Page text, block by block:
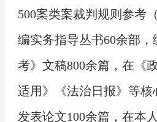
500案类案裁判规则参考
编实务指导丛书60余部
考》文稿800余篇，在《
适用》《法治日报》等核
发表论文100余篇，在本